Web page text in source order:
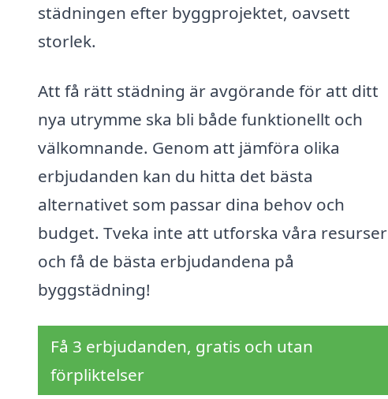
städningen efter byggprojektet, oavsett
storlek.
Att få rätt städning är avgörande för att ditt
nya utrymme ska bli både funktionellt och
välkomnande. Genom att jämföra olika
erbjudanden kan du hitta det bästa
alternativet som passar dina behov och
budget. Tveka inte att utforska våra resurser
och få de bästa erbjudandena på
byggstädning!
Få 3 erbjudanden, gratis och utan
förpliktelser